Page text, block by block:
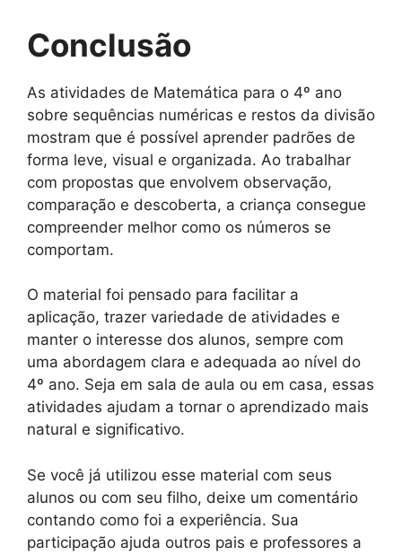
Conclusão
As atividades de Matemática para o 4º ano
sobre sequências numéricas e restos da divisão
mostram que é possível aprender padrões de
forma leve, visual e organizada. Ao trabalhar
com propostas que envolvem observação,
comparação e descoberta, a criança consegue
compreender melhor como os números se
comportam.
O material foi pensado para facilitar a
aplicação, trazer variedade de atividades e
manter o interesse dos alunos, sempre com
uma abordagem clara e adequada ao nível do
4º ano. Seja em sala de aula ou em casa, essas
atividades ajudam a tornar o aprendizado mais
natural e significativo.
Se você já utilizou esse material com seus
alunos ou com seu filho, deixe um comentário
contando como foi a experiência. Sua
participação ajuda outros pais e professores a